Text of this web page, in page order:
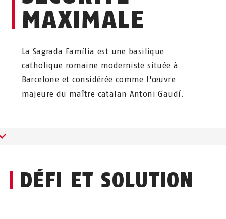
MAXIMALE
La Sagrada Família est une basilique
catholique romaine moderniste située à
Barcelone et considérée comme l'œuvre
majeure du maître catalan Antoni Gaudí.
DÉFI ET SOLUTION